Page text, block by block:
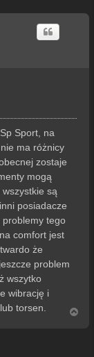
Sport, na
ma różnicy
zostaje
mogą
są
posiadacze
problemy tego
comfort jest
że
problem
wszytko
wibrację i
torsen.